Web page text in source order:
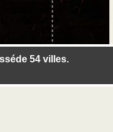
54 villes.